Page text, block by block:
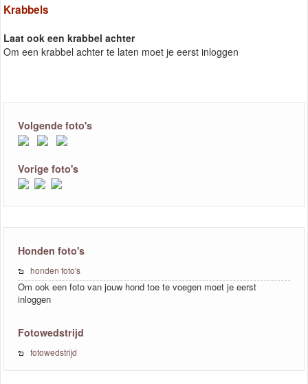
Krabbels
Laat ook een krabbel achter
Om een krabbel achter te laten moet je eerst inloggen
Volgende foto's
Vorige foto's
Honden foto's
honden foto's
Om ook een foto van jouw hond toe te voegen moet je eerst
inloggen
Fotowedstrijd
fotowedstrijd